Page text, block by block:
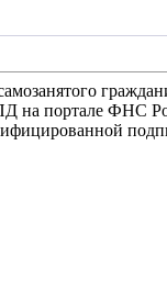
на портале ФНС